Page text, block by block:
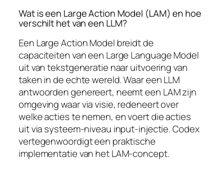
Wat is een Large Action Model (LAM) en hoe
verschilt het van een LLM?
Een Large Action Model breidt de
capaciteiten van een Large Language Model
uit van tekstgeneratie naar uitvoering van
taken in de echte wereld. Waar een LLM
antwoorden genereert, neemt een LAM zijn
omgeving waar via visie, redeneert over
welke acties te nemen, en voert die acties
uit via systeem-niveau input-injectie. Codex
vertegenwoordigt een praktische
implementatie van het LAM-concept.